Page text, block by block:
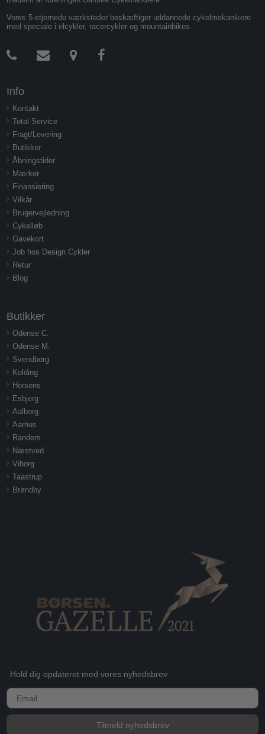
Vores 5-stjernede værksteder beskæftiger uddannede cykelmekanikere
med speciale i elcykler, racercykler og mountainbikes.
Info
Kontakt
Total Service
Fragt/Levering
Butikker
Åbningstider
Mærker
Finansiering
Vilkår
Brugervejledning
Cykelløb
Gavekort
Job hos Design Cykler
Retur
Blog
Butikker
Odense C.
Odense M.
Svendborg
Kolding
Horsens
Esbjerg
Aalborg
Aarhus
Randers
Næstved
Viborg
Taastrup
Brøndby
Hold dig opdateret med vores nyhedsbrev
E-mail
Tilmeld nyhedsbrev